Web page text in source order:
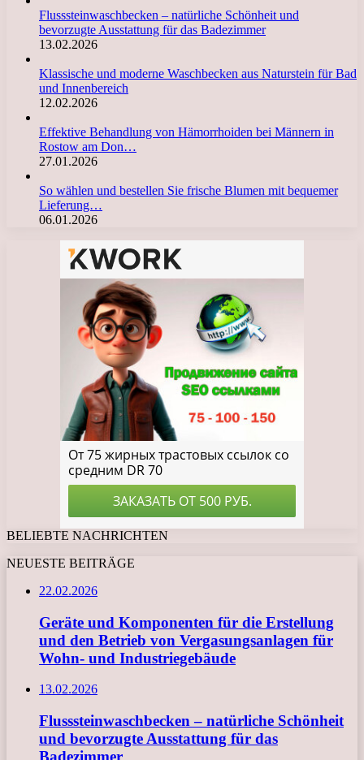
Flusssteinwaschbecken – natürliche Schönheit und
bevorzugte Ausstattung für das Badezimmer
13.02.2026
Klassische und moderne Waschbecken aus Naturstein für Bad
und Innenbereich
12.02.2026
Effektive Behandlung von Hämorrhoiden bei Männern in
Rostow am Don…
27.01.2026
So wählen und bestellen Sie frische Blumen mit bequemer
Lieferung…
06.01.2026
BELIEBTE NACHRICHTEN
NEUESTE BEITRÄGE
22.02.2026
Geräte und Komponenten für die Erstellung
und den Betrieb von Vergasungsanlagen für
Wohn- und Industriegebäude
13.02.2026
Flusssteinwaschbecken – natürliche Schönheit
und bevorzugte Ausstattung für das
Badezimmer